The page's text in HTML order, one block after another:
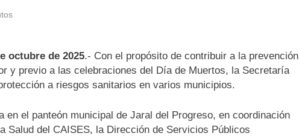
octubre de 2025.- Con el propósito de contribuir a la prevención
y previo a las celebraciones del Día de Muertos, la Secretaría
a riesgos sanitarios en varios municipios.
en el panteón municipal de Jaral del Progreso, en coordinación
Salud del CAISES, la Dirección de Servicios Públicos